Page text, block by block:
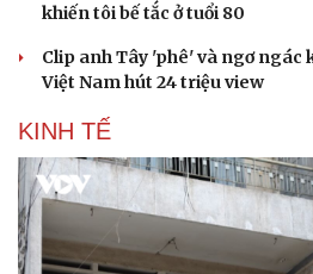
khiến tôi bế tắc ở tuổi 80
Clip anh Tây 'phê' và ngơ ngác
Việt Nam hút 24 triệu view
KINH TẾ